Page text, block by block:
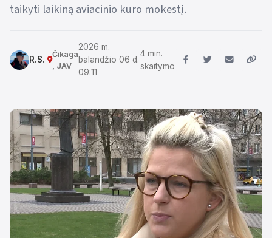
taikyti laikiną aviacinio kuro mokestį.
R.S.
Čikaga
, JAV
2026 m.
balandžio 06 d.
09:11
4 min.
skaitymo